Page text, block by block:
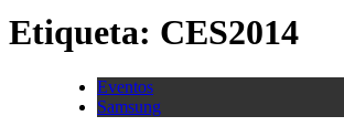
Etiqueta: CES2014
Eventos
Samsung